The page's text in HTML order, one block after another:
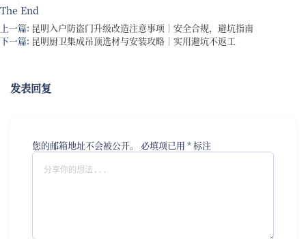
The End
上一篇: 昆明入户防盗门升级改造注意事项｜安全合规，避坑指南
下一篇: 昆明厨卫集成吊顶选材与安装攻略｜实用避坑不返工
发表回复
您的邮箱地址不会被公开。 必填项已用 *标注